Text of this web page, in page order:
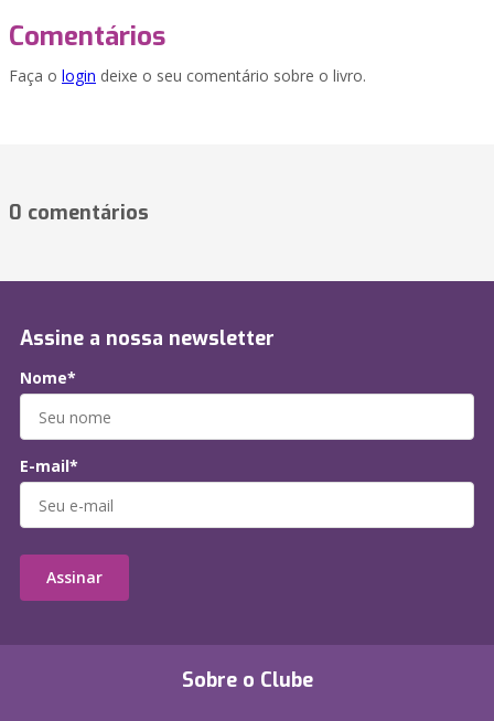
Comentários
Faça o login deixe o seu comentário sobre o livro.
0 comentários
Sobre o Clube
Assine a nossa newsletter
Nome*
E-mail*
Assinar